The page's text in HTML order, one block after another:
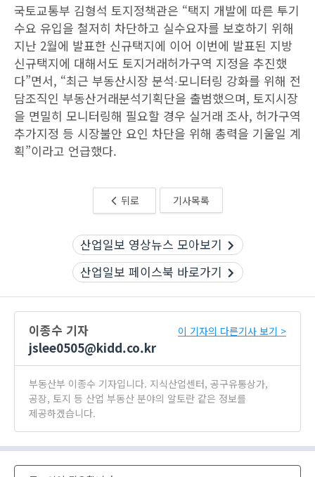
국토교통부 김형석 토지정책관은 “택지 개발에 따른 투기
수요 유입을 철저히 차단하고 실수요자를 보호하기 위해
지난 2월에 발표한 신규택지에 이어 이번에 발표된 지방
신규택지에 대해서도 토지거래허가구역 지정을 추진했
다”면서, “최근 부동산시장 분석‧모니터링 강화를 위해 전
담조직인 부동산거래분석기획단을 출범했으며, 토지시장
을 면밀히 모니터링해 필요할 경우 실거래 조사, 허가구역
추가지정 등 시장불안 요인 차단을 위해 총력을 기울일 계
획”이라고 언급했다.
뒤로 기사목록
산업일보 영상뉴스 모아보기
산업일보 페이스북 바로가기
이종수 기자
jslee0505@kidd.co.kr
이 기자의 다른기사 보기 >
부동산부 이종수 기자입니다. 지식산업센터, 공구유통상가,
공장, 토지 등 산업 부동산 분야의 알토란 같은 정보를
제공하겠습니다.